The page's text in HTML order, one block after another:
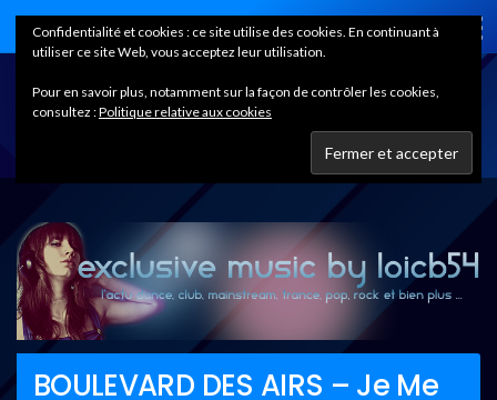
Home
BOULEVARD DES AIRS – Je Me
Confidentialité et cookies : ce site utilise des cookies. En continuant à
utiliser ce site Web, vous acceptez leur utilisation.
Pour en savoir plus, notamment sur la façon de contrôler les cookies,
consultez :Politique relative aux cookies